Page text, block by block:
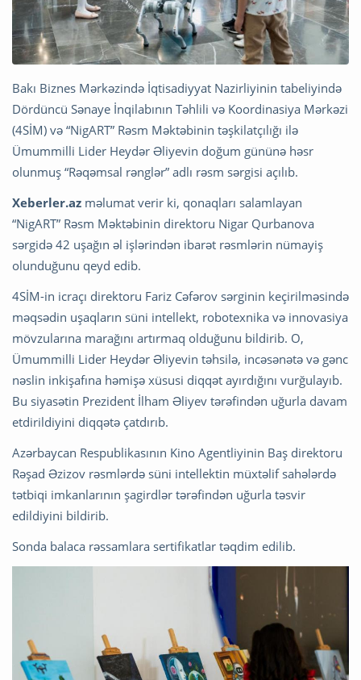
Bakı Biznes Mərkəzində İqtisadiyyat Nazirliyinin tabeliyində
Dördüncü Sənaye İnqilabının Təhlili və Koordinasiya Mərkəzi
(4SİM) və “NigART” Rəsm Məktəbinin təşkilatçılığı ilə
Ümummilli Lider Heydər Əliyevin doğum gününə həsr
olunmuş “Rəqəmsal rənglər” adlı rəsm sərgisi açılıb.
Xeberler.az məlumat verir ki, qonaqları salamlayan
“NigART” Rəsm Məktəbinin direktoru Nigar Qurbanova
sərgidə 42 uşağın əl işlərindən ibarət rəsmlərin nümayiş
olunduğunu qeyd edib.
4SİM-in icraçı direktoru Fariz Cəfərov sərginin keçirilməsində
məqsədin uşaqların süni intellekt, robotexnika və innovasiya
mövzularına marağını artırmaq olduğunu bildirib. O,
Ümummilli Lider Heydər Əliyevin təhsilə, incəsənətə və gənc
nəslin inkişafına həmişə xüsusi diqqət ayırdığını vurğulayıb.
Bu siyasətin Prezident İlham Əliyev tərəfindən uğurla davam
etdirildiyini diqqətə çatdırıb.
Azərbaycan Respublikasının Kino Agentliyinin Baş direktoru
Rəşad Əzizov rəsmlərdə süni intellektin müxtəlif sahələrdə
tətbiqi imkanlarının şagirdlər tərəfindən uğurla təsvir
edildiyini bildirib.
Sonda balaca rəssamlara sertifikatlar təqdim edilib.